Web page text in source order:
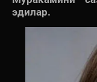
эдилар.